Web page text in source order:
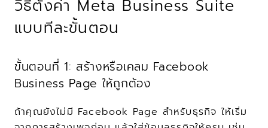
วิธีตั้งค่า Meta Business Suite
แบบทีละขั้นตอน
ขั้นตอนที่ 1: สร้างหรือเคลม Facebook
Business Page ให้ถูกต้อง
ถ้าคุณยังไม่มี Facebook Page สำหรับธุรกิจ ให้เริ่ม